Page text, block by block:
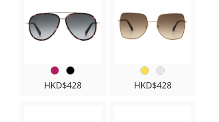
HKD$428 HKD$428